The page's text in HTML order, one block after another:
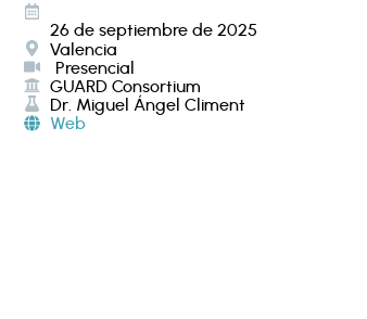
26 de septiembre de 2025
Valencia
Presencial
GUARD Consortium
Dr. Miguel Ángel Climent
Web